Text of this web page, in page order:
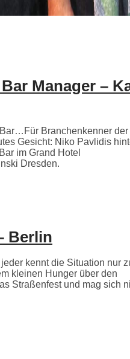
Manager –
Branchenkenner der
Gesicht: Niko Pavlidis
im Grand Hotel
Dresden.
Berlin
kennt die Situation nur
kleinen Hunger über den
Straßenfest und mag sich